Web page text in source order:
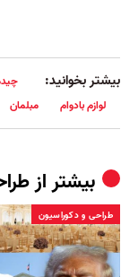
بیشتر بخوانید:
لوازم بادوام
مبلمان
بیشتر از
طراحی و دکوراسیون